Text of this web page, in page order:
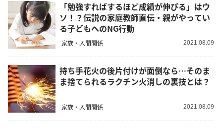
「勉強すればするほど成績が伸びる」はウ
ソ！？伝説の家庭教師直伝・親がやってい
る子どもへのNG行動
家族・人間関係 2021.08.09
持ち手花火の後片付けが面倒なら…そのま
ま捨てられるラクチン火消しの裏技とは？
家族・人間関係 2021.08.09